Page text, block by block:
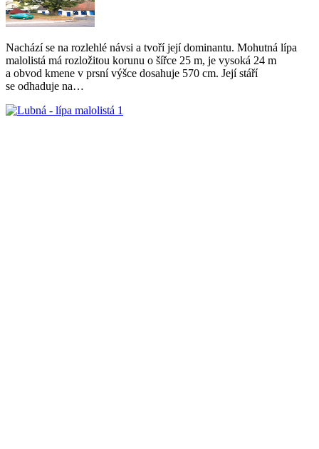
Nachází se na rozlehlé návsi a tvoří její dominantu. Mohutná lípa
malolistá má rozložitou korunu o šířce 25 m, je vysoká 24 m
a obvod kmene v prsní výšce dosahuje 570 cm. Její stáří
se odhaduje na…